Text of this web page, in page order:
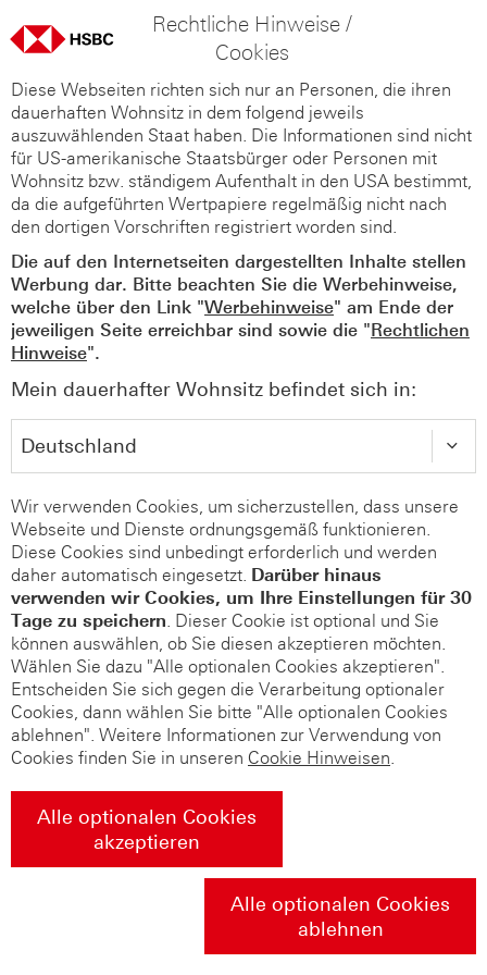
Rechtliche Hinweise /
Cookies
Diese Webseiten richten sich nur an Personen, die ihren
dauerhaften Wohnsitz in dem folgend jeweils
auszuwählenden Staat haben. Die Informationen sind nicht
für US-amerikanische Staatsbürger oder Personen mit
Wohnsitz bzw. ständigem Aufenthalt in den USA bestimmt,
da die aufgeführten Wertpapiere regelmäßig nicht nach
den dortigen Vorschriften registriert worden sind.
Die auf den Internetseiten dargestellten Inhalte stellen
Werbung dar. Bitte beachten Sie die Werbehinweise,
welche über den Link "Werbehinweise" am Ende der
jeweiligen Seite erreichbar sind sowie die "Rechtlichen
Hinweise".
Mein dauerhafter Wohnsitz befindet sich in:
Wir verwenden Cookies, um sicherzustellen, dass unsere
Webseite und Dienste ordnungsgemäß funktionieren.
Diese Cookies sind unbedingt erforderlich und werden
daher automatisch eingesetzt. Darüber hinaus
verwenden wir Cookies, um Ihre Einstellungen für 30
Tage zu speichern. Dieser Cookie ist optional und Sie
können auswählen, ob Sie diesen akzeptieren möchten.
Wählen Sie dazu "Alle optionalen Cookies akzeptieren".
Entscheiden Sie sich gegen die Verarbeitung optionaler
Cookies, dann wählen Sie bitte "Alle optionalen Cookies
ablehnen". Weitere Informationen zur Verwendung von
Cookies finden Sie in unseren Cookie Hinweisen.
Alle optionalen Cookies
akzeptieren
Alle optionalen Cookies
ablehnen